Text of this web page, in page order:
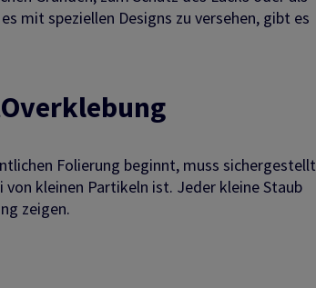
mit speziellen Designs zu versehen, gibt es
Overklebung
Folierung beginnt, muss sichergestellt
kleinen Partikeln ist. Jeder kleine Staub
zeigen.